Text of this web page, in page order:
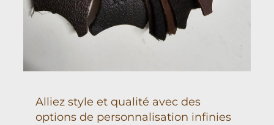
Alliez style et qualité avec des
options de personnalisation infinies